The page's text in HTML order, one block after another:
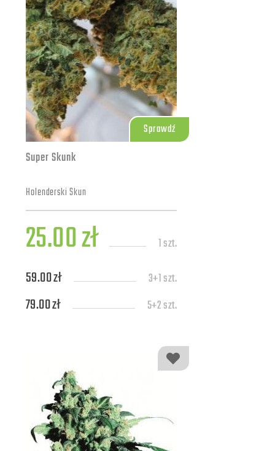
Sprawdź
Super Skunk
Holenderski Skun
25.00 zł 1 szt.
59.00 zł 3+1 szt.
79.00 zł 5+2 szt.
25+7 szt.
579.00 zł
1109.00 zł 100+20 szt.